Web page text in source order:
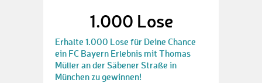
1.000 Lose
Erhalte 1.000 Lose für Deine Chance
ein FC Bayern Erlebnis mit Thomas
Müller an der Säbener Straße in
München zu gewinnen!